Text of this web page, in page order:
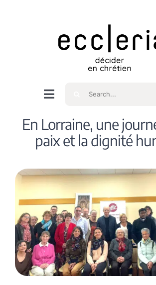
Navigation
bascule
Accueil
Intéressés
Spiritualité
Membres
Rechercher
En Lorraine, une
paix et la dignité